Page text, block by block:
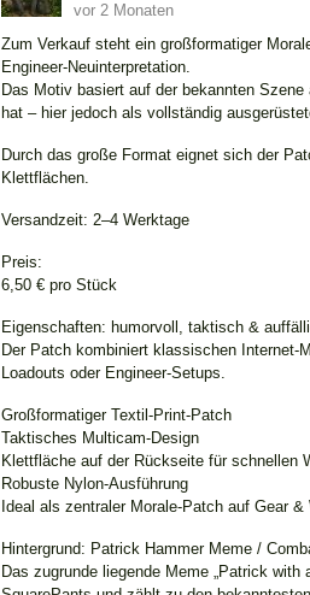
vor 2 Monaten
Zum Verkauf steht ein großformatiger
Engineer-Neuinterpretation.
Das Motiv basiert auf der bekannten
hat – hier jedoch als vollständig
Durch das große Format eignet sich der
Klettflächen.
Versandzeit: 2–4 Werktage
Preis:
6,50 € pro Stück
Eigenschaften: humorvoll, taktisch &
Der Patch kombiniert klassischen Internet-
Loadouts oder Engineer-Setups.
Großformatiger Textil-Print-Patch
Taktisches Multicam-Design
Klettfläche auf der Rückseite für schnellen
Robuste Nylon-Ausführung
Ideal als zentraler Morale-Patch auf Gear &
Hintergrund: Patrick Hammer Meme /
Das zugrunde liegende Meme „Patrick